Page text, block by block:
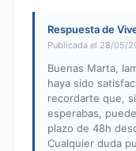
Respuesta de
Publicada el 28/05/
Buenas Marta,
haya sido
recordarte que,
esperabas,
plazo de 48h
Cualquier duda